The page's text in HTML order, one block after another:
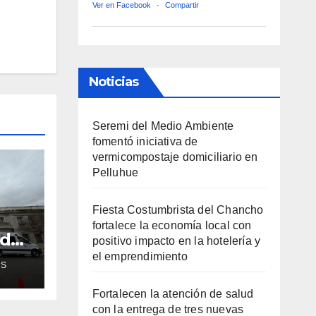
Ver en Facebook · Compartir
Noticias
Seremi del Medio Ambiente
fomentó iniciativa de
vermicompostaje domiciliario en
Pelluhue
Fiesta Costumbrista del Chancho
fortalece la economía local con
positivo impacto en la hotelería y
el emprendimiento
Fortalecen la atención de salud
con la entrega de tres nuevas